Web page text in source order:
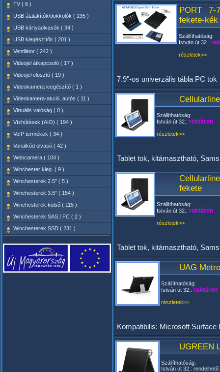
TV ( 6 )
USB átalakítók/dokkolók ( 135 )
USB kártyaolvasók ( 34 )
USB kiegészítők ( 201 )
Ventilátor ( 242 )
Videojel átkapcsoló ( 17 )
Videojel elosztó ( 19 )
Videokamera kiegészítő ( 1 )
Videokamera-akció, autós ( 11 )
Virtuális valóság ( 0 )
Vízhűtések (AIO) ( 194 )
VoIP termékek ( 34 )
Vonalkód olvasó ( 42 )
Webcamera ( 104 )
Winchester kieg. ( 9 )
Winchesterek 2.5" ( 5 )
Winchesterek 3.5" ( 154 )
Winchesterek külső ( 115 )
Winchesterek SAS / FC ( 2 )
Winchesterek SSD ( 231 )
PORT 7-
fekete-kék
Szállíthatóság:
István út 32.:
részletek>>
7.9"-os univerzális tábla PC tok
Szállíthatóság:
István út 32.: raktáron
részletek>>
Tablet tok, kitámasztható,
fekete
Szállíthatóság:
István út 32.: raktáron
részletek>>
Tablet tok, kitámasztható,
UAG
Szállíthatóság:
István út 32.: raktáron
részletek>>
Kompatibilis: Microsoft Surface
UGREEN
Szállíthatóság:
István út 32.: rendelhető